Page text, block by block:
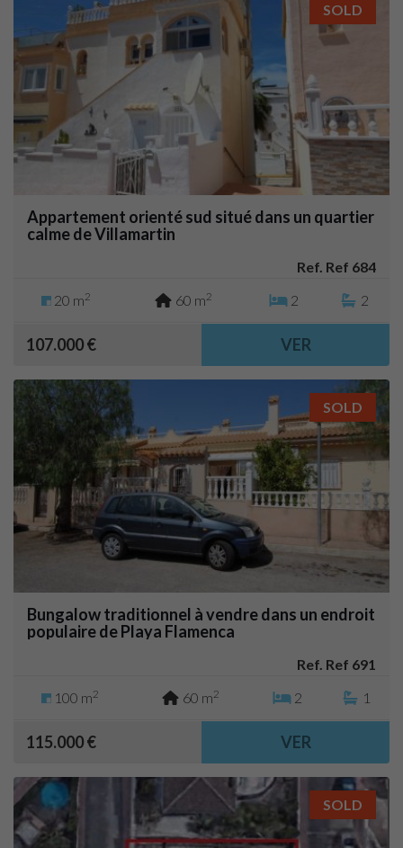
SOLD
Appartement orienté sud situé dans un quartier
calme de Villamartin
Ref. Ref 684
20 m2 60 m2 2 2
107.000 € VER
SOLD
Bungalow traditionnel à vendre dans un endroit
populaire de Playa Flamenca
Ref. Ref 691
100 m2 60 m2 2 1
115.000 € VER
SOLD